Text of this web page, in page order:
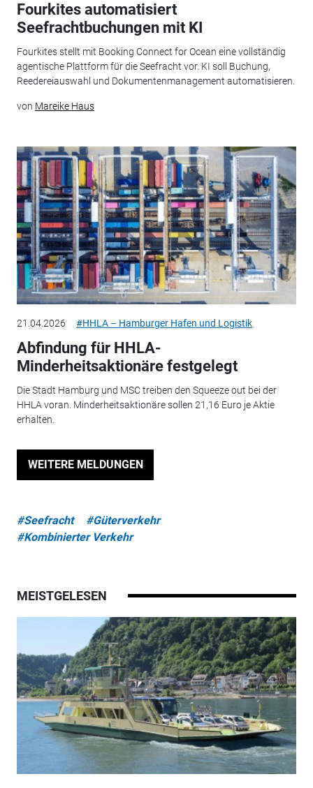
Fourkites automatisiert
Seefrachtbuchungen mit KI
Fourkites stellt mit Booking Connect for Ocean eine vollständig
agentische Plattform für die Seefracht vor. KI soll Buchung,
Reedereiauswahl und Dokumentenmanagement automatisieren.
von Mareike Haus
21.04.2026 #HHLA – Hamburger Hafen und Logistik
Abfindung für HHLA-
Minderheitsaktionäre festgelegt
Die Stadt Hamburg und MSC treiben den Squeeze out bei der
HHLA voran. Minderheitsaktionäre sollen 21,16 Euro je Aktie
erhalten.
WEITERE MELDUNGEN
#Seefracht
#Güterverkehr
#Kombinierter Verkehr
MEISTGELESEN